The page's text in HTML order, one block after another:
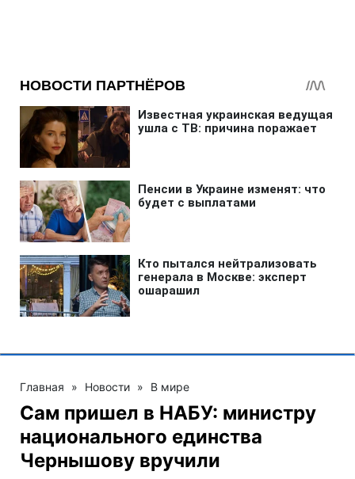
Главная » Новости » В мире
Сам пришел в НАБУ: министру
национального единства
Чернышову вручили